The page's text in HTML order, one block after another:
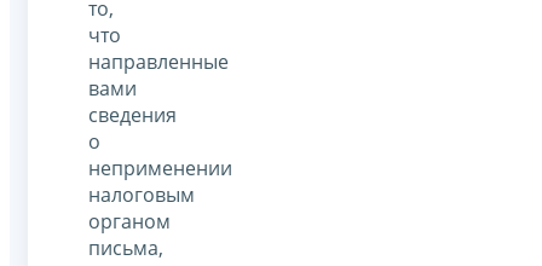
то,
что
направленные
вами
сведения
о
неприменении
налоговым
органом
письма,